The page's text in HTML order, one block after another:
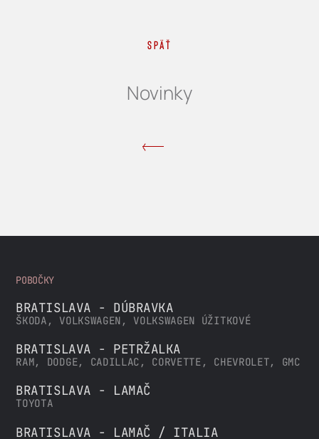
Späť
Novinky
POBOČKY
BRATISLAVA - DÚBRAVKA
ŠKODA, VOLKSWAGEN, VOLKSWAGEN ÚŽITKOVÉ
BRATISLAVA - PETRŽALKA
RAM, DODGE, CADILLAC, CORVETTE, CHEVROLET, GMC
BRATISLAVA - LAMAČ
TOYOTA
BRATISLAVA - LAMAČ / ITALIA